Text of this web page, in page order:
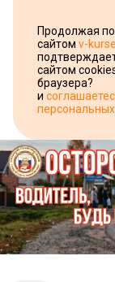
Продолжая
сайтом v-
сайтом
браузера?
и